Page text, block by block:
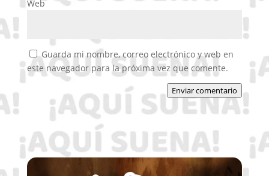
Web
Guarda mi nombre, correo electrónico y web en
este navegador para la próxima vez que comente.
Enviar comentario